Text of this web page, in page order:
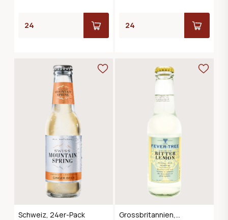
Schweiz, 24er-Pack
Grossbritannien,